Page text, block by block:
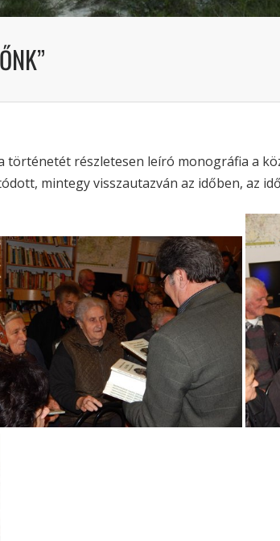
történetét részletesen leíró monográfia a
mintegy visszautazván az időben, az